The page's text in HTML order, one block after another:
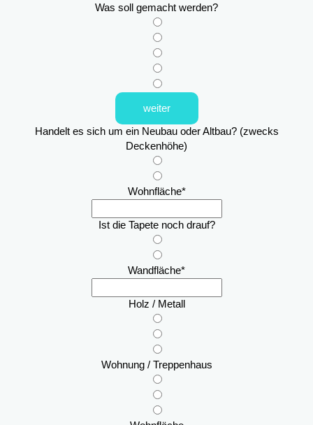
Was soll gemacht werden?
weiter
Handelt es sich um ein Neubau oder Altbau? (zwecks
Deckenhöhe)
Wohnfläche*
Ist die Tapete noch drauf?
Wandfläche*
Holz / Metall
Wohnung / Treppenhaus